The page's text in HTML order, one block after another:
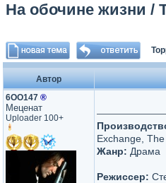
На обочине жизни /
Автор
6ОО147 ®
Меценат
Uploader 100+
Exchange, The
Жанр: Драма
Режиссер: